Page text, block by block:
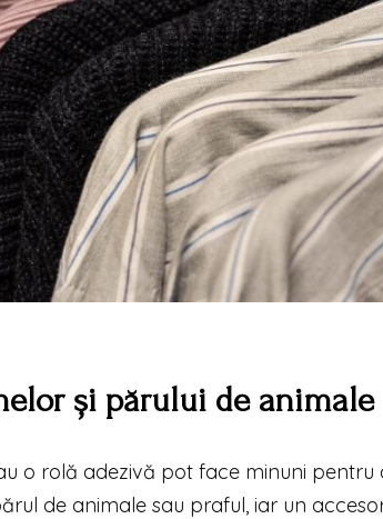
și părului de animale
o rolă adezivă pot face minuni pentru
de animale sau praful, iar un